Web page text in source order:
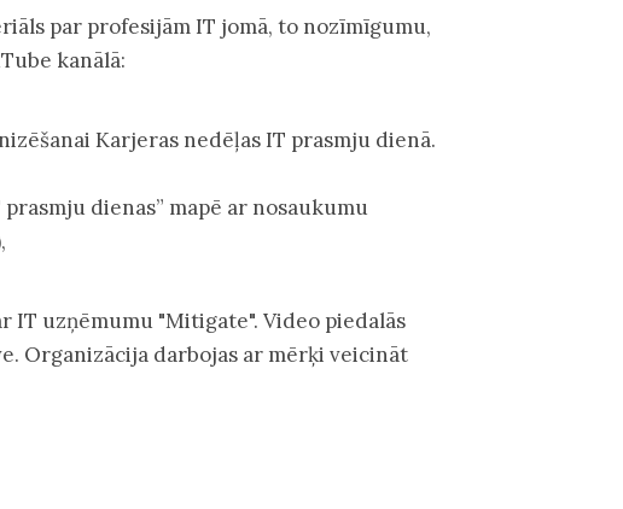
par profesijām IT jomā, to nozīmīgumu,
kanālā:
Karjeras nedēļas IT prasmju dienā.
dienas” mapē ar nosaukumu
uzņēmumu "Mitigate". Video piedalās
Organizācija darbojas ar mērķi veicināt